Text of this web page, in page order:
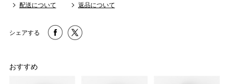
配送について 返品について
シェアする
おすすめ